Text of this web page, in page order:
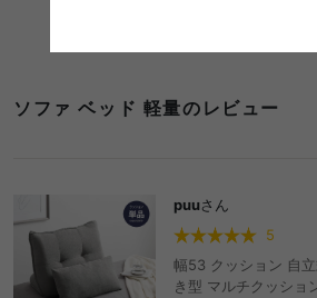
ソファ ベッド 軽量のレビュー
puuさん
5
幅53 クッション 自
き型 マルチクッショ